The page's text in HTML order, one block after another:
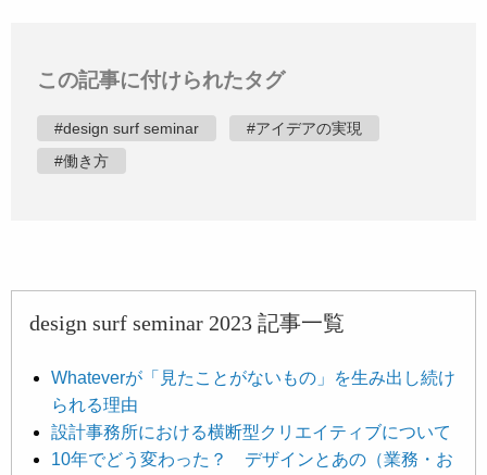
この記事に付けられたタグ
#design surf seminar
#アイデアの実現
#働き方
design surf seminar 2023 記事一覧
Whateverが「見たことがないもの」を生み出し続け
られる理由
設計事務所における横断型クリエイティブについて
10年でどう変わった？ デザインとあの（業務・お